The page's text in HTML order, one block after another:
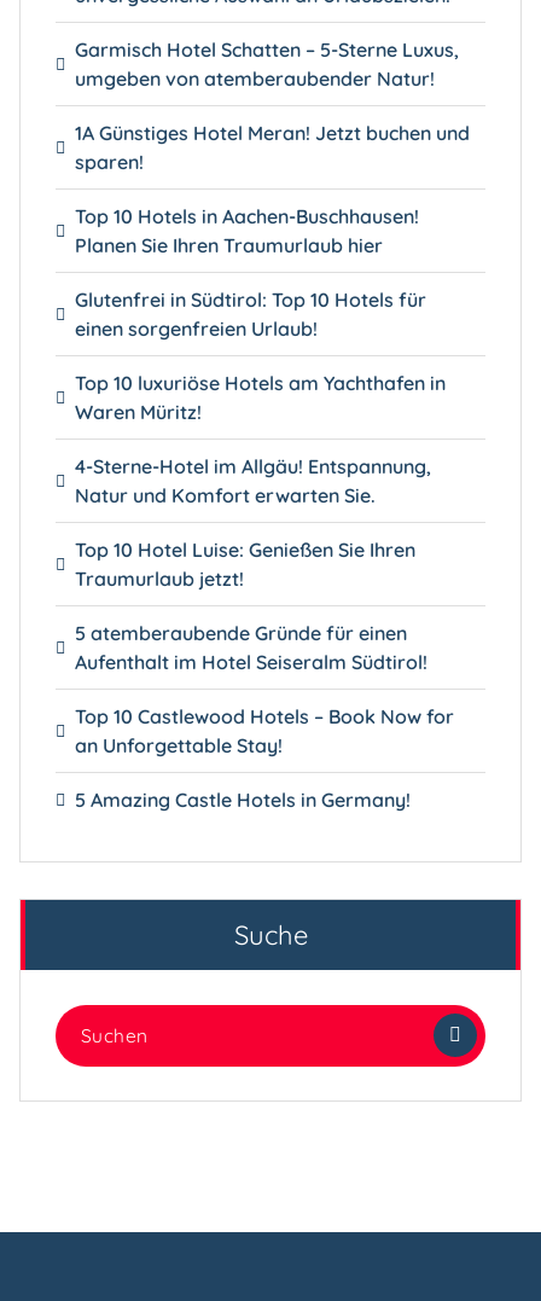
Garmisch Hotel Schatten – 5-Sterne Luxus,
umgeben von atemberaubender Natur!
1A Günstiges Hotel Meran! Jetzt buchen und
sparen!
Top 10 Hotels in Aachen-Buschhausen!
Planen Sie Ihren Traumurlaub hier
Glutenfrei in Südtirol: Top 10 Hotels für
einen sorgenfreien Urlaub!
Top 10 luxuriöse Hotels am Yachthafen in
Waren Müritz!
4-Sterne-Hotel im Allgäu! Entspannung,
Natur und Komfort erwarten Sie.
Top 10 Hotel Luise: Genießen Sie Ihren
Traumurlaub jetzt!
5 atemberaubende Gründe für einen
Aufenthalt im Hotel Seiseralm Südtirol!
Top 10 Castlewood Hotels – Book Now for
an Unforgettable Stay!
5 Amazing Castle Hotels in Germany!
Suche
Suchen
nach: